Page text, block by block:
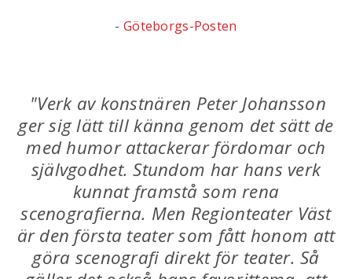
-Göteborgs-Posten
"Verk av konstnären Peter Johansson
ger sig lätt till känna genom det sätt de
med humor attackerar fördomar och
självgodhet. Stundom har hans verk
kunnat framstå som rena
scenografierna. Men Regionteater Väst
är den första teater som fått honom att
göra scenografi direkt för teater. Så